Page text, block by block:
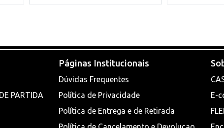
PARTIDA
Páginas Institucionais
Dúvidas Frequentes
Política de Privacidade
Política de Entrega e de Retirada
E-